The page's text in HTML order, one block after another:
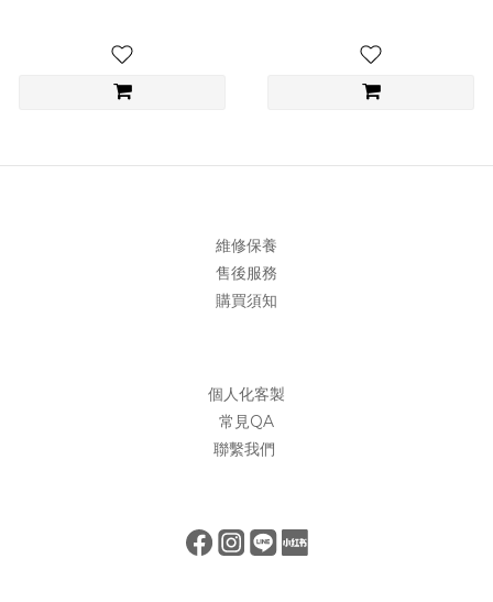
維修保養
售後服務
購買須知
個人化客製
常見QA
聯繫我們